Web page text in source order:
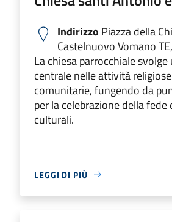
Indirizzo Piazza della
Castelnuovo Vomano
La chiesa parrocchiale
centrale nelle attività
comunitarie, fungendo da
per la celebrazione della fede
culturali.
LEGGI DI PIÙ